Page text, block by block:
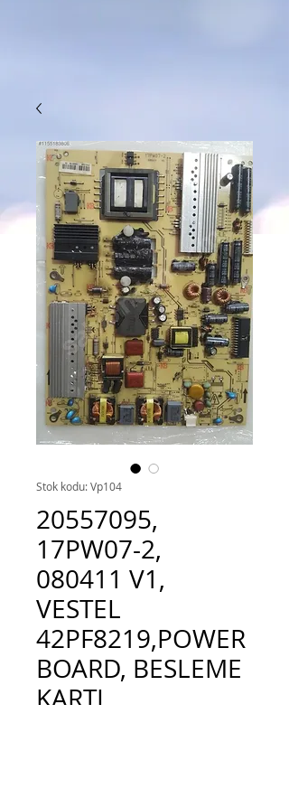
Stok kodu: Vp104
20557095,
17PW07-2,
080411 V1,
VESTEL
42PF8219,POWER
BOARD, BESLEME
KARTI